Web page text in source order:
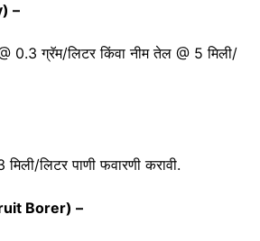
–
0.3 ग्रॅम/लिटर किंवा नीम तेल @ 5 मिली/
लिटर पाणी फवारणी करावी.
Borer) –